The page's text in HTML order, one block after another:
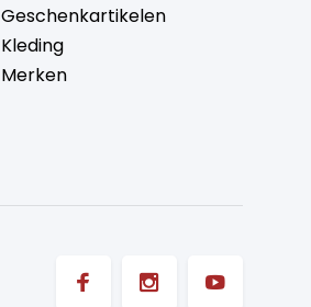
Geschenkartikelen
Kleding
Merken